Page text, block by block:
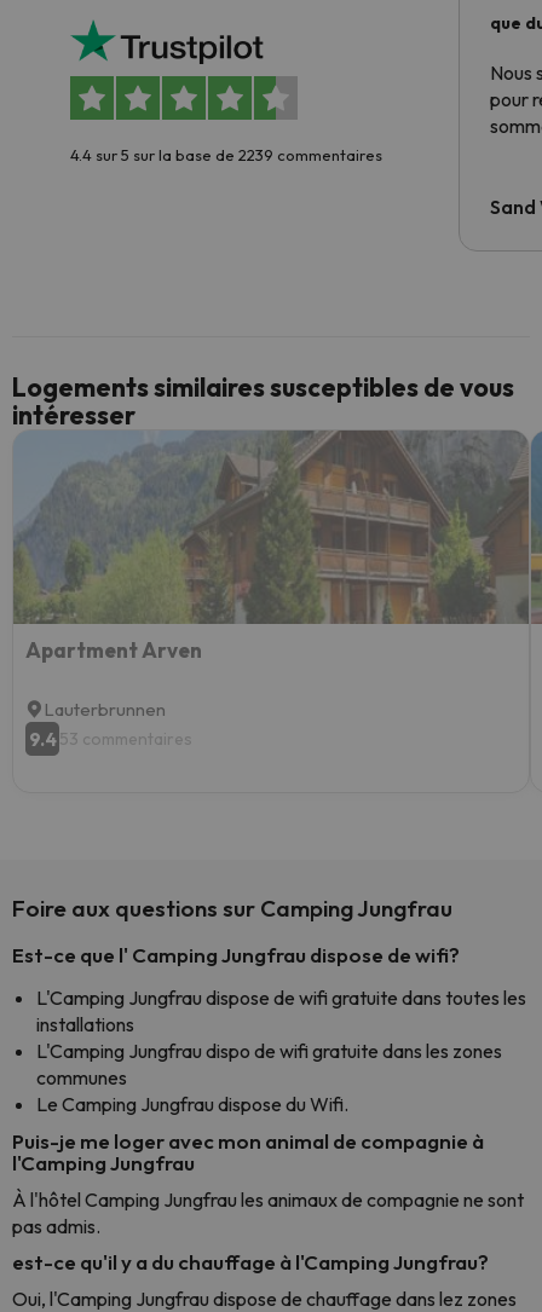
4.4 sur 5 sur la base de 2239 commentaires
que
Nous
pour
Sand
Logements similaires susceptibles de vous
intéresser
Apartment Arven
Lauterbrunnen
9.453 commentaires
Foire aux questions sur Camping Jungfrau
Est-ce que l' Camping Jungfrau dispose de wifi?
L'Camping Jungfrau dispose de wifi gratuite dans toutes les
installations
L'Camping Jungfrau dispo de wifi gratuite dans les zones
communes
Le Camping Jungfrau dispose du Wifi.
Puis-je me loger avec mon animal de compagnie à
l'Camping Jungfrau
À l'hôtel Camping Jungfrau les animaux de compagnie ne sont
pas admis.
est-ce qu'il y a du chauffage à l'Camping Jungfrau?
Oui, l'Camping Jungfrau dispose de chauffage dans lez zones